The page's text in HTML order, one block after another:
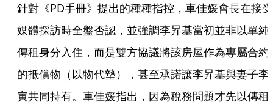
針對《PD手冊》提出的種種指控，車佳媛會長在接受
媒體採訪時全盤否認，並強調李昇基當初並非以單純
傳租身分入住，而是雙方協議將該房屋作為專屬合約
的抵償物（以物代墊），甚至承諾讓李昇基與妻子李
寅共同持有。車佳媛指出，因為稅務問題才先以傳租